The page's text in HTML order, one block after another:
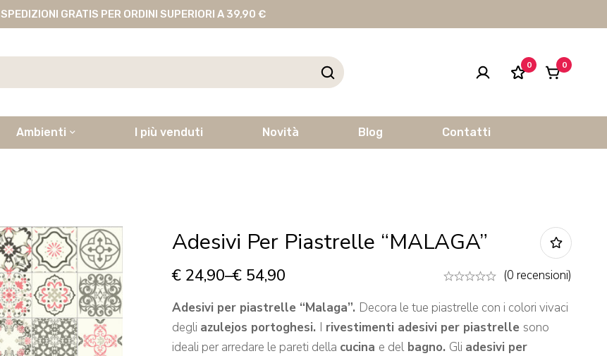
SPEDIZIONI GRATIS PER ORDINI SUPERIORI A 39,90 €
0 0
Ambienti I più venduti Novità Blog Contatti
Adesivi Per Piastrelle “MALAGA”
€ 24,90–€ 54,90
(0 recensioni)
Adesivi per piastrelle “Malaga”. Decora le tue piastrelle con i colori vivaci
degli azulejos portoghesi. I rivestimenti adesivi per piastrelle sono
ideali per arredare le pareti della cucina e delbagno. Gli adesivi per